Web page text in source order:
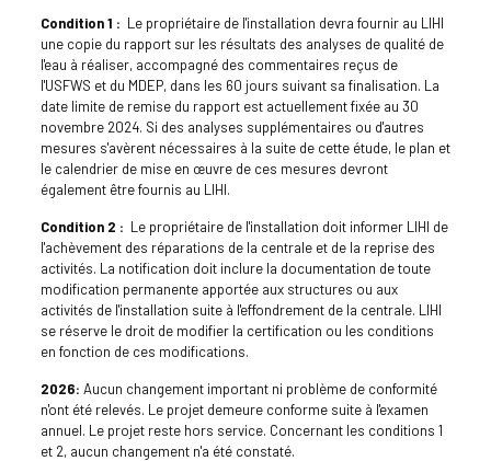
Condition 1 : Le propriétaire de l'installation devra fournir au LIHI
une copie du rapport sur les résultats des analyses de qualité de
l'eau à réaliser, accompagné des commentaires reçus de
l'USFWS et du MDEP, dans les 60 jours suivant sa finalisation. La
date limite de remise du rapport est actuellement fixée au 30
novembre 2024. Si des analyses supplémentaires ou d'autres
mesures s'avèrent nécessaires à la suite de cette étude, le plan et
le calendrier de mise en œuvre de ces mesures devront
également être fournis au LIHI.
Condition 2 : Le propriétaire de l'installation doit informer LIHI de
l'achèvement des réparations de la centrale et de la reprise des
activités. La notification doit inclure la documentation de toute
modification permanente apportée aux structures ou aux
activités de l'installation suite à l'effondrement de la centrale. LIHI
se réserve le droit de modifier la certification ou les conditions
en fonction de ces modifications.
2026: Aucun changement important ni problème de conformité
n'ont été relevés. Le projet demeure conforme suite à l'examen
annuel. Le projet reste hors service. Concernant les conditions 1
et 2, aucun changement n'a été constaté.